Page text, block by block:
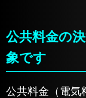
公共料金の
象です
公共料金（電気